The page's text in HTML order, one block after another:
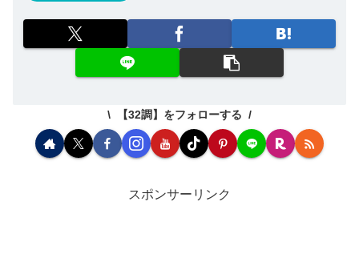
【32調】をフォローする
スポンサーリンク